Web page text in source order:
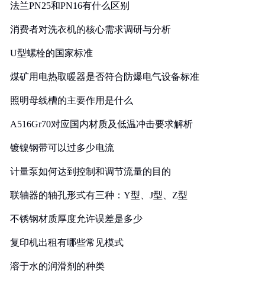
法兰PN25和PN16有什么区别
消费者对洗衣机的核心需求调研与分析
U型螺栓的国家标准
煤矿用电热取暖器是否符合防爆电气设备标准
照明母线槽的主要作用是什么
A516Gr70对应国内材质及低温冲击要求解析
镀镍钢带可以过多少电流
计量泵如何达到控制和调节流量的目的
联轴器的轴孔形式有三种：Y型、J型、Z型
不锈钢材质厚度允许误差是多少
复印机出租有哪些常见模式
溶于水的润滑剂的种类